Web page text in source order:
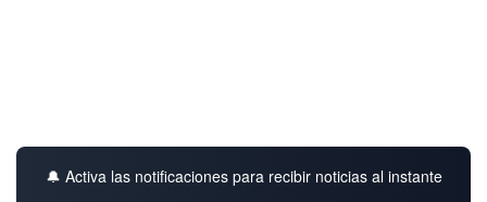
🔔 Activa las notificaciones para recibir noticias al instante